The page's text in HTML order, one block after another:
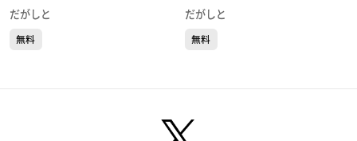
教授）』（2026年6月7日放
だがしと
無料
教授）』（2026年5月31日
だがしと
無料